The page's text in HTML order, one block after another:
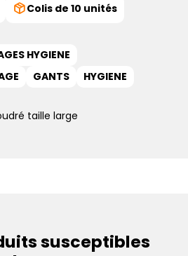
Colis de 10 unités
HYGIENE
GANTS HYGIENE
taille large
susceptibles